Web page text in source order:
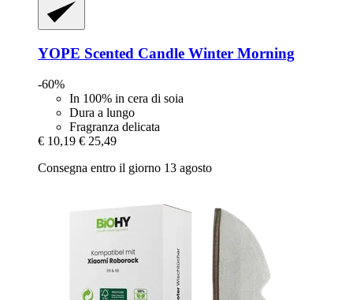
YOPE Scented Candle Winter Morning
-60%
In 100% in cera di soia
Dura a lungo
Fragranza delicata
€ 10,19 € 25,49
Consegna entro il giorno 13 agosto